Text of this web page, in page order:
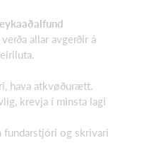
allar avgerðir á
hava atkvøðurætt.
krevja í minsta lagi
fundarstjóri og skrivari